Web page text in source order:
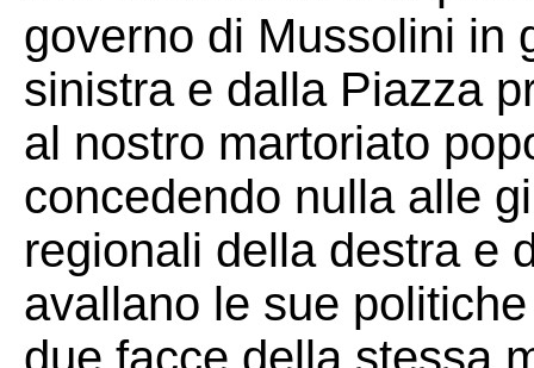
governo di Mussolini in
sinistra e dalla Piazza
al nostro martoriato
concedendo nulla alle
regionali della destra e
avallano le sue
due facce della stessa